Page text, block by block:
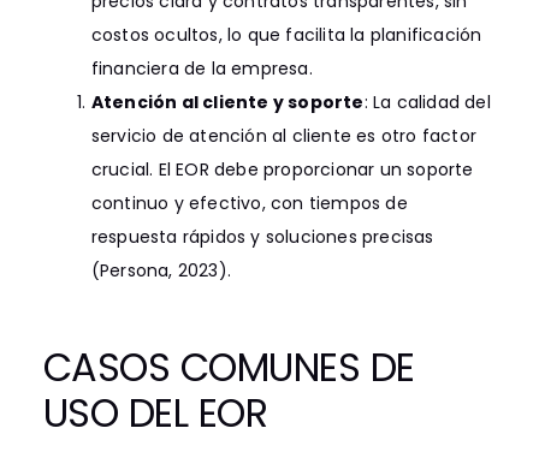
costos ocultos, lo que facilita la planificación
financiera de la empresa.
Atención al cliente y soporte: La calidad del
servicio de atención al cliente es otro factor
crucial. El EOR debe proporcionar un soporte
continuo y efectivo, con tiempos de
respuesta rápidos y soluciones precisas
(Persona, 2023).
CASOS COMUNES DE
USO DEL EOR